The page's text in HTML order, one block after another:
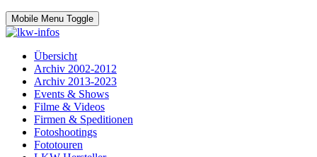
Mobile Menu Toggle
Übersicht
Archiv 2002-2012
Archiv 2013-2023
Events & Shows
Filme & Videos
Firmen & Speditionen
Fotoshootings
Fototouren